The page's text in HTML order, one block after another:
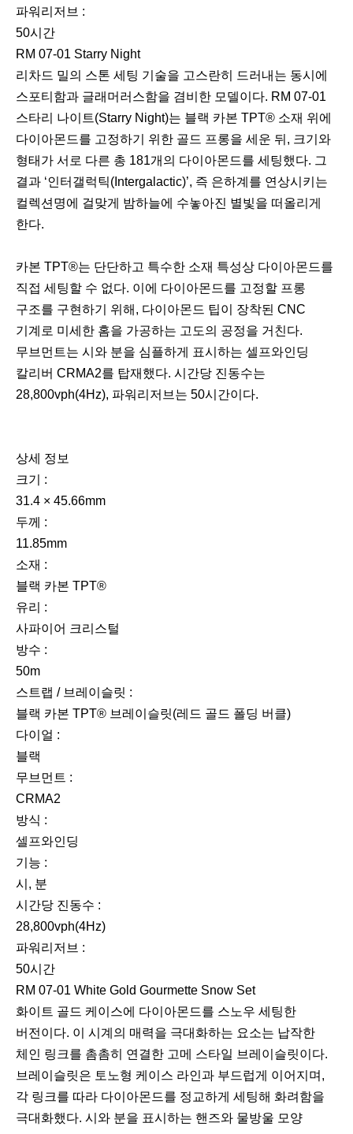
파워리저브 :
50시간
RM 07-01 Starry Night
리차드 밀의 스톤 세팅 기술을 고스란히 드러내는 동시에
스포티함과 글래머러스함을 겸비한 모델이다. RM 07-01
스타리 나이트(Starry Night)는 블랙 카본 TPT® 소재 위에
다이아몬드를 고정하기 위한 골드 프롱을 세운 뒤, 크기와
형태가 서로 다른 총 181개의 다이아몬드를 세팅했다. 그
결과 ‘인터갤럭틱(Intergalactic)’, 즉 은하계를 연상시키는
컬렉션명에 걸맞게 밤하늘에 수놓아진 별빛을 떠올리게
한다.
이
전
다
음
카본 TPT®는 단단하고 특수한 소재 특성상 다이아몬드를
직접 세팅할 수 없다. 이에 다이아몬드를 고정할 프롱
구조를 구현하기 위해, 다이아몬드 팁이 장착된 CNC
기계로 미세한 홈을 가공하는 고도의 공정을 거친다.
무브먼트는 시와 분을 심플하게 표시하는 셀프와인딩
칼리버 CRMA2를 탑재했다. 시간당 진동수는
28,800vph(4Hz), 파워리저브는 50시간이다.
상세 정보
크기 :
31.4 × 45.66mm
두께 :
11.85mm
소재 :
블랙 카본 TPT®
유리 :
사파이어 크리스털
방수 :
50m
스트랩 / 브레이슬릿 :
블랙 카본 TPT® 브레이슬릿(레드 골드 폴딩 버클)
다이얼 :
블랙
무브먼트 :
CRMA2
방식 :
셀프와인딩
기능 :
시, 분
시간당 진동수 :
28,800vph(4Hz)
파워리저브 :
50시간
RM 07-01 White Gold Gourmette Snow Set
화이트 골드 케이스에 다이아몬드를 스노우 세팅한
버전이다. 이 시계의 매력을 극대화하는 요소는 납작한
체인 링크를 촘촘히 연결한 고메 스타일 브레이슬릿이다.
브레이슬릿은 토노형 케이스 라인과 부드럽게 이어지며,
각 링크를 따라 다이아몬드를 정교하게 세팅해 화려함을
극대화했다. 시와 분을 표시하는 핸즈와 물방울 모양